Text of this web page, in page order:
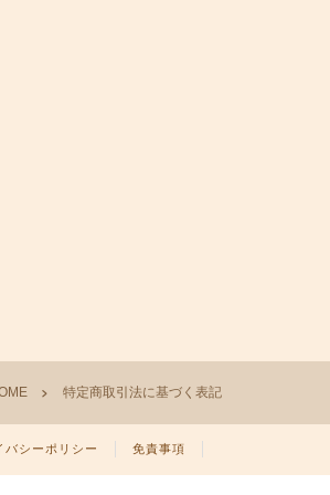
特定商取引法に基づく表記
バシーポリシー 免責事項